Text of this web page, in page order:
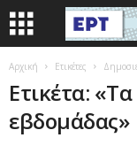
Αρχική Ετικέτες
Ετικέτα:
εβδομάδας»